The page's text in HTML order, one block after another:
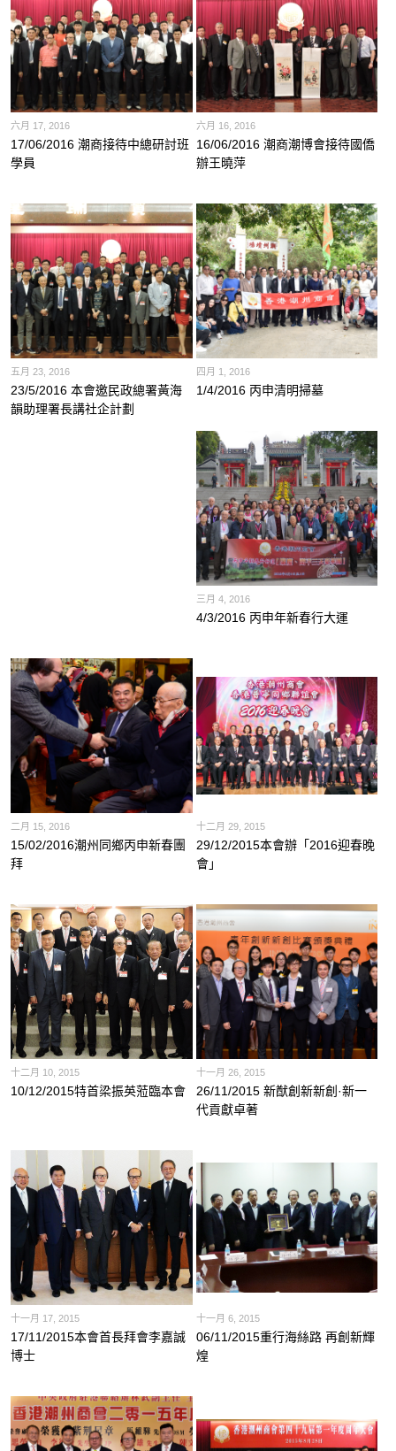
六月 17, 2016
17/06/2016 潮商接待中總研討班
學員
六月 16, 2016
16/06/2016 潮商潮博會接待國僑
辦王曉萍
五月 23, 2016
23/5/2016 本會邀民政總署黃海
韻助理署長講社企計劃
四月 1, 2016
1/4/2016 丙申清明掃墓
三月 4, 2016
4/3/2016 丙申年新春行大運
二月 15, 2016
15/02/2016潮州同鄉丙申新春團
拜
十二月 29, 2015
29/12/2015本會辦「2016迎春晚
會」
十二月 10, 2015
10/12/2015特首梁振英蒞臨本會
十一月 26, 2015
26/11/2015 新猷創新新創·新一
代貢獻卓著
十一月 17, 2015
17/11/2015本會首長拜會李嘉誠
博士
十一月 6, 2015
06/11/2015重行海絲路 再創新輝
煌